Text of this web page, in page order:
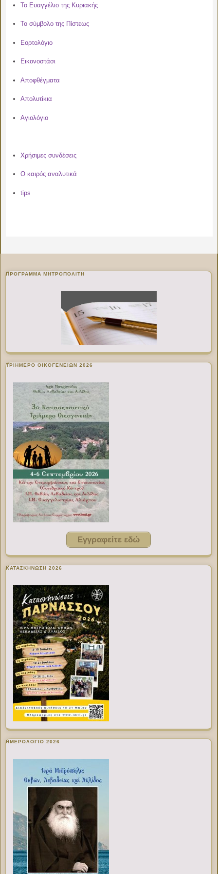
Το Ευαγγέλιο της Κυριακής
Το σύμβολο της Πίστεως
Εορτολόγιο
Εικονοστάσι
Αποφθέγματα
Απολυτίκια
Αγιολόγιο
Χρήσιμες συνδέσεις
Ο καιρός αναλυτικά
tips
ΠΡΌΓΡΑΜΜΑ ΜΗΤΡΟΠΟΛΊΤΗ
ΤΡΙΗΜΕΡΟ ΟΙΚΟΓΕΝΕΙΩΝ 2026
Εγγραφείτε εδώ
ΚΑΤΑΣΚΗΝΩΣΗ 2026
ΗΜΕΡΟΛΟΓΙΟ 2026